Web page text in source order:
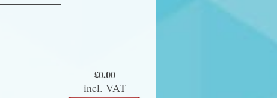
£0.00
incl. VAT